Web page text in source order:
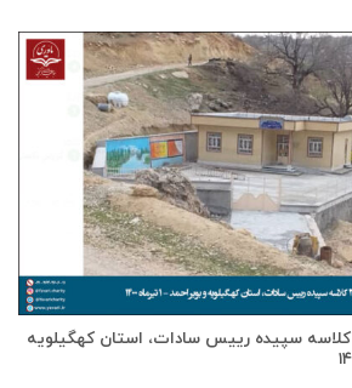
گزارش تکمیل دبستان ۳ کلاسه سپيده رييس سادات، استان كهگيلويه